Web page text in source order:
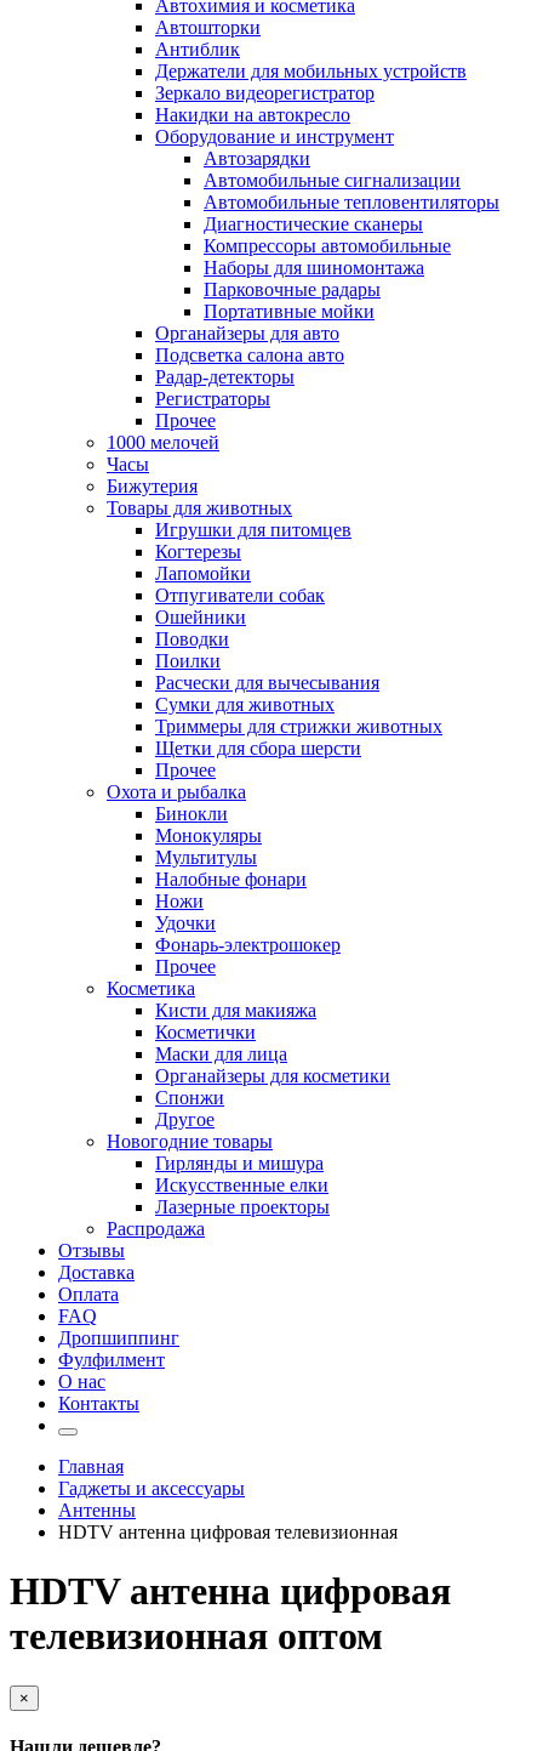
Автохимия и косметика
Автошторки
Антиблик
Держатели для мобильных устройств
Зеркало видеорегистратор
Накидки на автокресло
Оборудование и инструмент
Автозарядки
Автомобильные сигнализации
Автомобильные тепловентиляторы
Диагностические сканеры
Компрессоры автомобильные
Наборы для шиномонтажа
Парковочные радары
Портативные мойки
Органайзеры для авто
Подсветка салона авто
Радар-детекторы
Регистраторы
Прочее
1000 мелочей
Часы
Бижутерия
Товары для животных
Игрушки для питомцев
Когтерезы
Лапомойки
Отпугиватели собак
Ошейники
Поводки
Поилки
Расчески для вычесывания
Сумки для животных
Триммеры для стрижки животных
Щетки для сбора шерсти
Прочее
Охота и рыбалка
Бинокли
Монокуляры
Мультитулы
Налобные фонари
Ножи
Удочки
Фонарь-электрошокер
Прочее
Косметика
Кисти для макияжа
Косметички
Маски для лица
Органайзеры для косметики
Спонжи
Другое
Новогодние товары
Гирлянды и мишура
Искусственные елки
Лазерные проекторы
Распродажа
Отзывы
Доставка
Оплата
FAQ
Дропшиппинг
Фулфилмент
О нас
Контакты
Главная
Гаджеты и аксессуары
Антенны
HDTV антенна цифровая телевизионная
HDTV антенна цифровая
телевизионная оптом
×